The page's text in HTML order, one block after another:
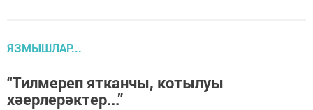
ЯЗМЫШЛАР...
“Тилмереп ятканчы, котылуы
хәерлерәктер...”